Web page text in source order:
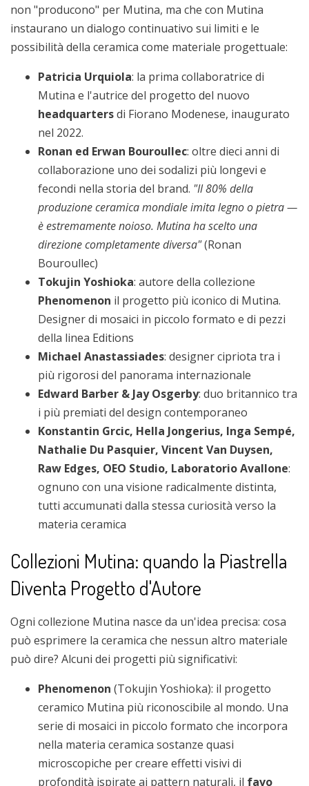
non "producono" per Mutina, ma che con Mutina
instaurano un dialogo continuativo sui limiti e le
possibilità della ceramica come materiale progettuale:
Patricia Urquiola: la prima collaboratrice di
Mutina e l'autrice del progetto del nuovo
headquartersdi Fiorano Modenese, inaugurato
nel 2022.
Ronan ed Erwan Bouroullec: oltre dieci anni di
collaborazione uno dei sodalizi più longevi e
fecondi nella storia del brand. "Il 80% della
produzione ceramica mondiale imita legno o pietra —
è estremamente noioso. Mutina ha scelto una
direzione completamente diversa"(Ronan
Bouroullec)
Tokujin Yoshioka: autore della collezione
Phenomenon il progetto più iconico di Mutina.
Designer di mosaici in piccolo formato e di pezzi
della linea Editions
Michael Anastassiades: designer cipriota tra i
più rigorosi del panorama internazionale
Edward Barber & Jay Osgerby: duo britannico tra
i più premiati del design contemporaneo
Konstantin Grcic, Hella Jongerius, Inga Sempé,
Nathalie Du Pasquier, Vincent Van Duysen,
Raw Edges, OEO Studio, Laboratorio Avallone:
ognuno con una visione radicalmente distinta,
tutti accumunati dalla stessa curiosità verso la
materia ceramica
Collezioni Mutina: quando la Piastrella
Diventa Progetto d'Autore
Ogni collezione Mutina nasce da un'idea precisa: cosa
può esprimere la ceramica che nessun altro materiale
può dire? Alcuni dei progetti più significativi:
Phenomenon (Tokujin Yoshioka): il progetto
ceramico Mutina più riconoscibile al mondo. Una
serie di mosaici in piccolo formato che incorpora
nella materia ceramica sostanze quasi
microscopiche per creare effetti visivi di
profondità ispirate ai pattern naturali, il favo